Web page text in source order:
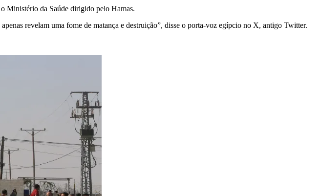
Ministério da Saúde dirigido pelo Hamas.
revelam uma fome de matança e destruição”, disse o porta-voz egípcio no X, antigo Twitter.